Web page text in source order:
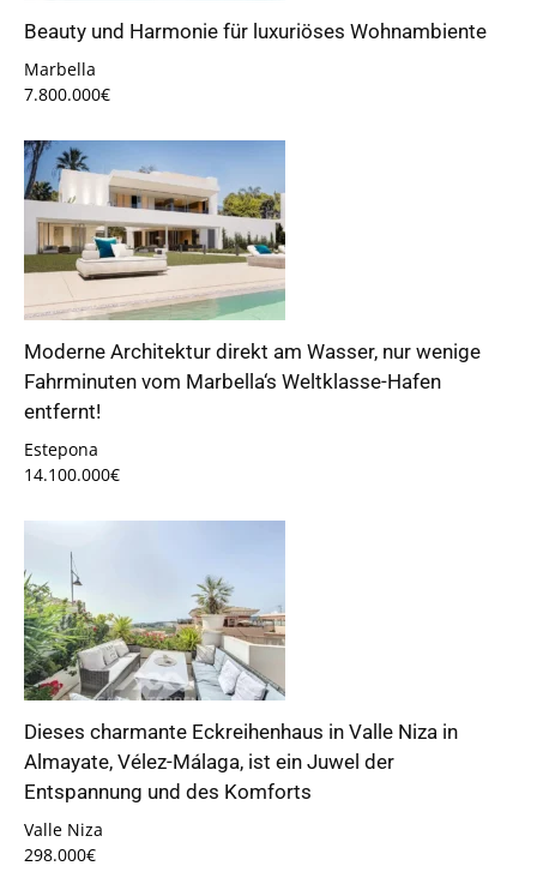
Beauty und Harmonie für luxuriöses Wohnambiente
Marbella
7.800.000€
Moderne Architektur direkt am Wasser, nur wenige
Fahrminuten vom Marbella‘s Weltklasse-Hafen
entfernt!
Estepona
14.100.000€
Dieses charmante Eckreihenhaus in Valle Niza in
Almayate, Vélez-Málaga, ist ein Juwel der
Entspannung und des Komforts
Valle Niza
298.000€